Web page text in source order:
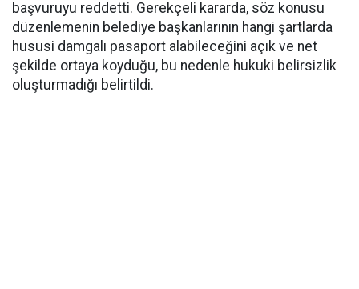
başvuruyu reddetti. Gerekçeli kararda, söz konusu
düzenlemenin belediye başkanlarının hangi şartlarda
hususi damgalı pasaport alabileceğini açık ve net
şekilde ortaya koyduğu, bu nedenle hukuki belirsizlik
oluşturmadığı belirtildi.